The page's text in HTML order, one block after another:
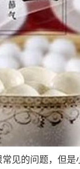
见的问题，但